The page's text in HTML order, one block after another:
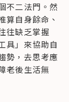
不二法門。然
算自身餘命、
往缺乏掌握
具」來協助自
勢，去思考應
老後生活無